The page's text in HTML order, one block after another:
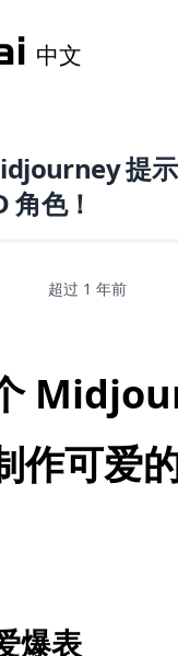
提
角色！
超过 1 年前
作可爱
爆表